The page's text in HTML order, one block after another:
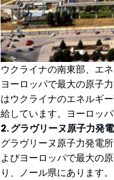
ウクライナの南東部、エ
ヨーロッパで最大の原子
はウクライナのエネルギ
給しています。ヨーロッ
2. グラヴリーヌ原子力発
グラヴリーヌ原子力発電
よびヨーロッパで最大の
り、ノール県にあります